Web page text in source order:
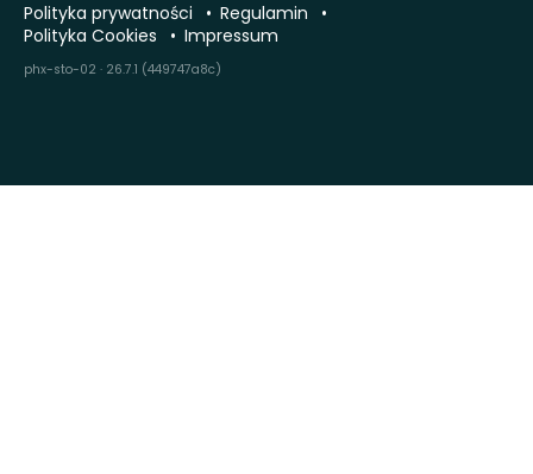
Polityka prywatności
Regulamin
Polityka Cookies
Impressum
phx-sto-02 · 26.7.1 (449747a8c)